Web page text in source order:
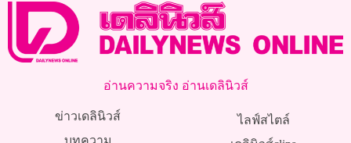
อ่านความจริง อ่านเดลินิวส์
ข่าวเดลินิวส์
บทความ
ไลฟ์สไตล์